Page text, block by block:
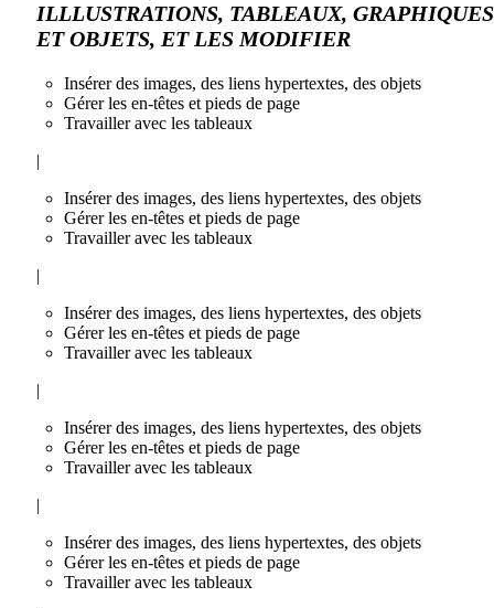
ILLLUSTRATIONS, TABLEAUX, GRAPHIQUES
ET OBJETS, ET LES MODIFIER
Insérer des images, des liens hypertextes, des objets
Gérer les en-têtes et pieds de page
Travailler avec les tableaux
|
Insérer des images, des liens hypertextes, des objets
Gérer les en-têtes et pieds de page
Travailler avec les tableaux
|
Insérer des images, des liens hypertextes, des objets
Gérer les en-têtes et pieds de page
Travailler avec les tableaux
|
Insérer des images, des liens hypertextes, des objets
Gérer les en-têtes et pieds de page
Travailler avec les tableaux
|
Insérer des images, des liens hypertextes, des objets
Gérer les en-têtes et pieds de page
Travailler avec les tableaux